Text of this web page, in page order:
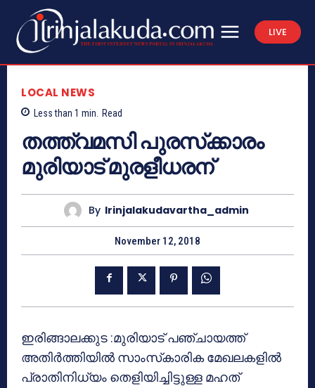
LIVE
LOCAL NEWS
Less than 1 min. Read
തത്ത്വമസി പുരസ്‌ക്കാരം
മുരിയാട് മുരളീധരന്
By Irinjalakudavartha_admin
November 12, 2018
ഇരിങ്ങാലക്കുട :മുരിയാട് പഞ്ചായത്ത്
അതിര്‍ത്തിയില്‍ സാംസ്‌കാരിക മേഖലകളില്‍
പ്രാതിനിധ്യം തെളിയിച്ചിട്ടുള്ള മഹത്